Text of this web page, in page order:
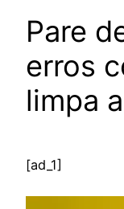
Pare
erros
limpa
[ad_1]